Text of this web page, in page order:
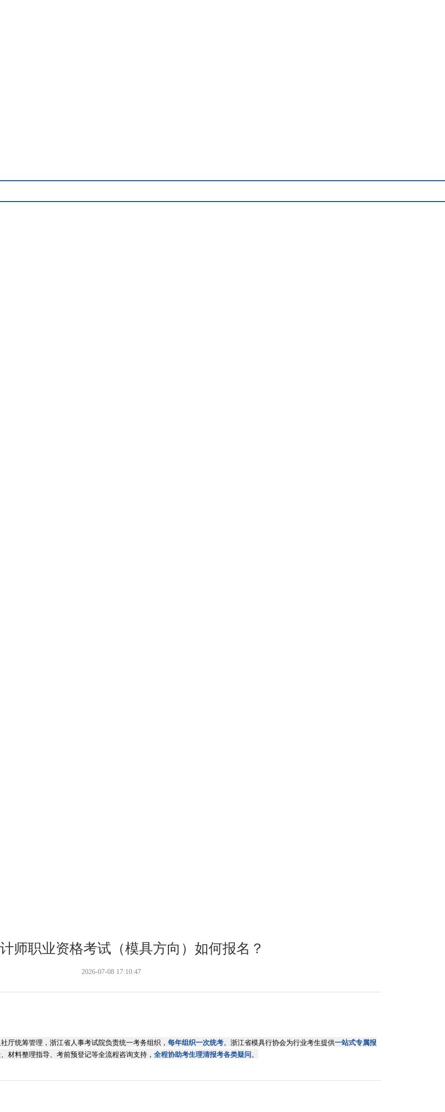
师职业资格考试（模具方向）如何报名？
2026-07-08 17:10:47
厅统筹管理，浙江省人事考试院负责统一考务组织， 每年组织一次统考。浙江省模具行协会为行业考生提供一站式专属报
材料整理指导、考前预登记等全流程咨询支持， 全程协助考生理清报考各类疑问。